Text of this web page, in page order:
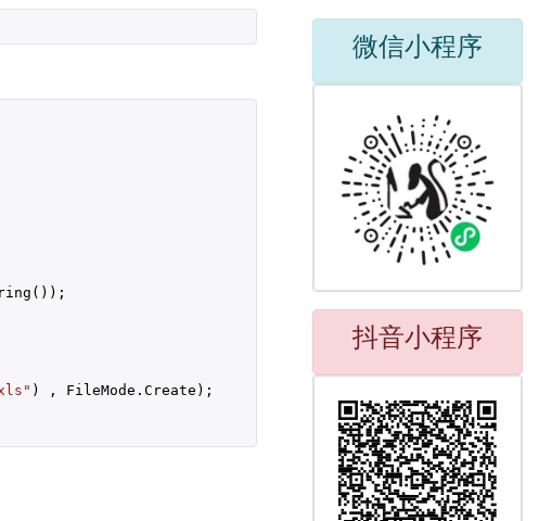
) , FileMode.Create);
微信小程序
抖音小程序